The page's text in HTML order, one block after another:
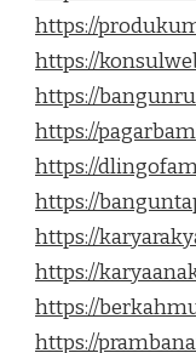
https://
https://
https://
https://
https://
https://
https://
https://
https://
https://